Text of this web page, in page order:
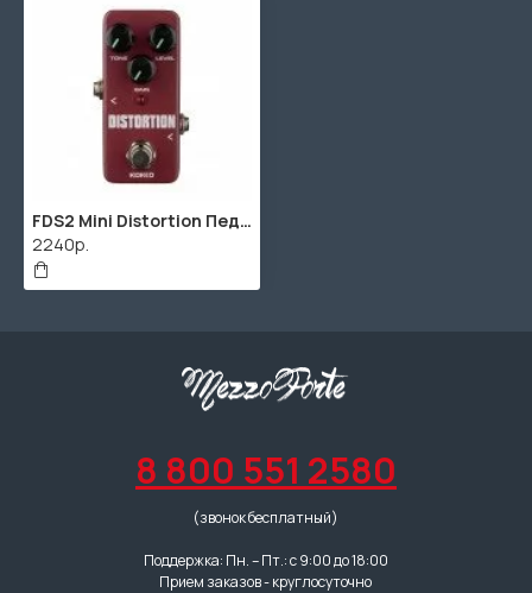
FDS2 Mini Distortion Педаль эффектов, Kokko
2240р.
8 800 551 2580
(звонок бесплатный)
Поддержка: Пн. – Пт.: с 9:00 до 18:00
Прием заказов - круглосуточно